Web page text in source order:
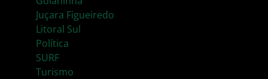
Juçara Figueiredo
Litoral Sul
Política
SURF
Turismo